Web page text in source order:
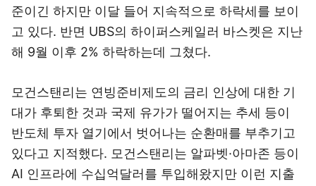
준이긴 하지만 이달 들어 지속적으로 하락세를 보이
고 있다. 반면 UBS의 하이퍼스케일러 바스켓은 지난
해 9월 이후 2% 하락하는데 그쳤다.
모건스탠리는 연빙준비제도의 금리 인상에 대한 기
대가 후퇴한 것과 국제 유가가 떨어지는 추세 등이
반도체 투자 열기에서 벗어나는 순환매를 부추기고
있다고 지적했다. 모건스탠리는 알파벳·아마존 등이
AI 인프라에 수십억달러를 투입해왔지만 이런 지출